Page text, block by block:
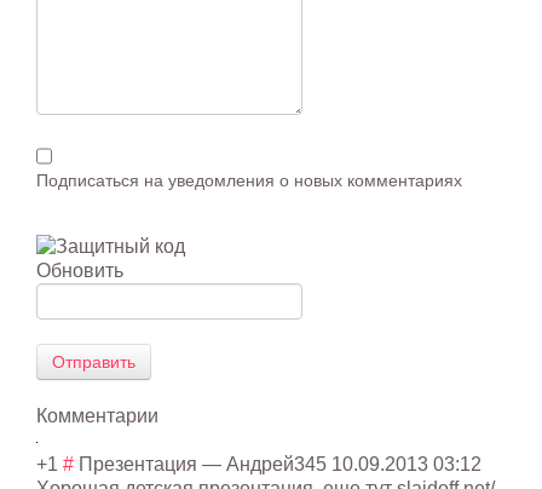
Подписаться на уведомления о новых комментариях
Обновить
Отправить
Комментарии
+1 # Презентация — Андрей345 10.09.2013 03:12